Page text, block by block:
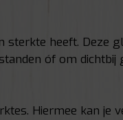
heeft. Deze
óf om dichtbij
Hiermee kan je